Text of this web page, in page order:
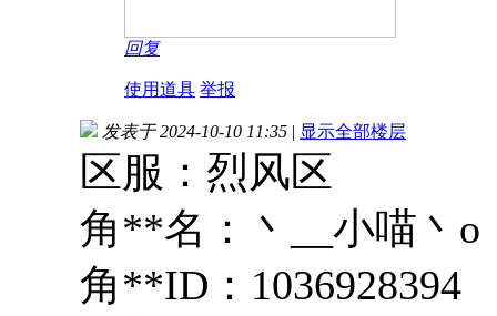
回复
使用道具 举报
发表于 2024-10-10 11:35 | 显示全部楼层
区服：烈风区
角**名：丶__小喵丶o
角**ID：1036928394